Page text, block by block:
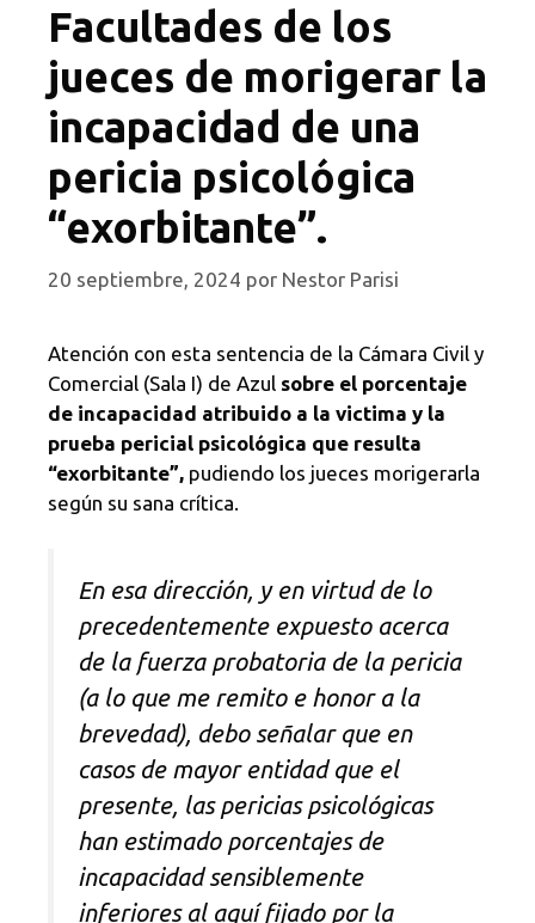
Facultades de los
jueces de morigerar la
incapacidad de una
pericia psicológica
“exorbitante”.
20 septiembre, 2024 por Nestor Parisi
Atención con esta sentencia de la Cámara Civil y
Comercial (Sala I) de Azul sobre el porcentaje
de incapacidad atribuido a la victima y la
prueba pericial psicológica que resulta
“exorbitante”, pudiendo los jueces morigerarla
según su sana crítica.
En esa dirección, y en virtud de lo
precedentemente expuesto acerca
de la fuerza probatoria de la pericia
(a lo que me remito e honor a la
brevedad), debo señalar que en
casos de mayor entidad que el
presente, las pericias psicológicas
han estimado porcentajes de
incapacidad sensiblemente
inferiores al aquí fijado por la